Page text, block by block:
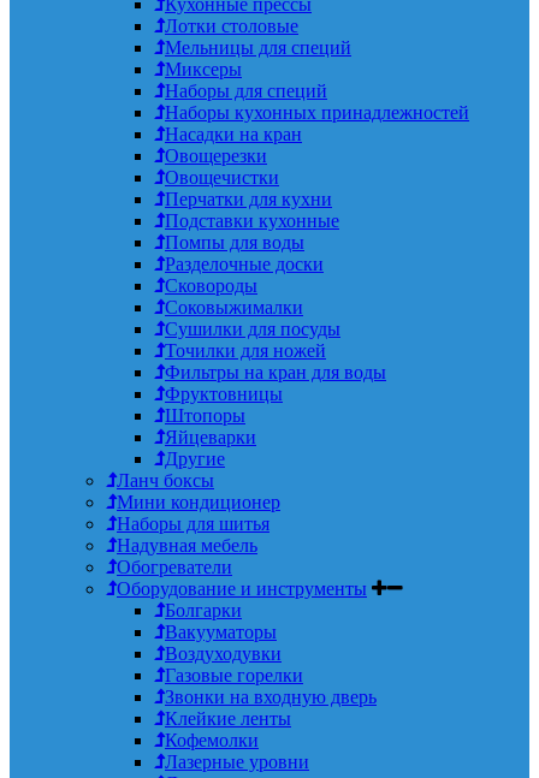
Лотки столовые
Мельницы для специй
Миксеры
Наборы для специй
Наборы кухонных принадлежностей
Насадки на кран
Овощерезки
Овощечистки
Перчатки для кухни
Подставки кухонные
Помпы для воды
Разделочные доски
Сковороды
Соковыжималки
Сушилки для посуды
Точилки для ножей
Фильтры на кран для воды
Фруктовницы
Штопоры
Яйцеварки
Другие
Ланч боксы
Мини кондиционер
Наборы для шитья
Надувная мебель
Обогреватели
Оборудование и инструменты
Болгарки
Вакууматоры
Воздуходувки
Газовые горелки
Звонки на входную дверь
Клейкие ленты
Кофемолки
Лазерные уровни